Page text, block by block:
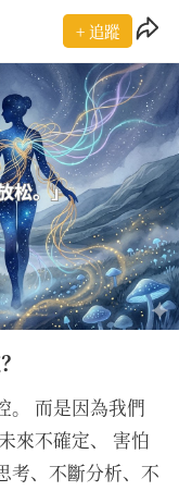
+ 追蹤
。 而是因為我們
來不確定、 害怕
考、不斷分析、不